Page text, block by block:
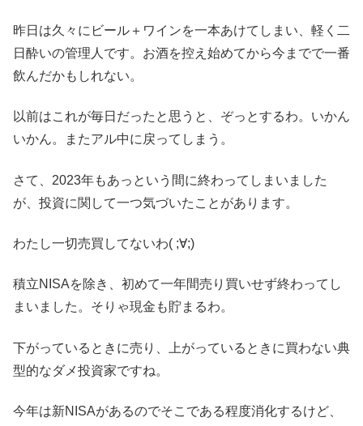
昨日は久々にビール＋ワインを一本あけてしまい、軽く二
日酔いの管理人です。お酒を控え始めてから今までで一番
飲んだかもしれない。
以前はこれが毎日だったと思うと、ぞっとするわ。いかん
いかん。またアル中に戻ってしまう。
さて、2023年もあっという間に終わってしまいました
が、投資に関して一つ気づいたことがあります。
わたし一切売買してないわ( ;∀;)
積立NISAを除き、初めて一年間売り買いせず終わってし
まいました。そりゃ現金も貯まるわ。
下がっているときに売り、上がっているときに買わない典
型的なダメ投資家ですね。
今年は新NISAがあるのでそこである程度消化するけど、